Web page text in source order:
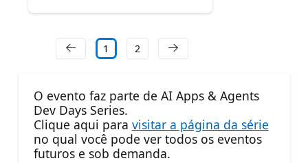
1 2
O evento faz parte de AI Apps & Agents
Dev Days Series.
Clique aqui para visitar a página da série
no qual você pode ver todos os eventos
futuros e sob demanda.